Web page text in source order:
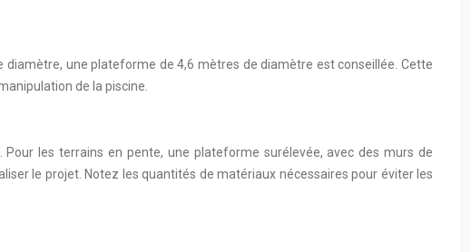
diamètre, une plateforme de 4,6 mètres de diamètre est conseillée. Cette
de la piscine.
les terrains en pente, une plateforme surélevée, avec des murs de
le projet. Notez les quantités de matériaux nécessaires pour éviter les